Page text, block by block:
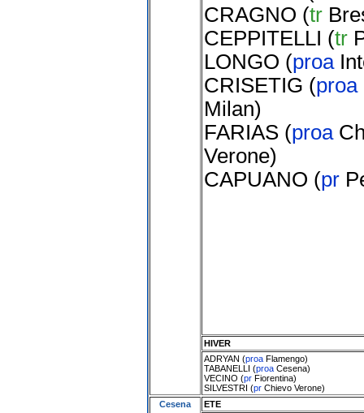
CRAGNO (tr
CEPPITELLI (tr
LONGO (proa
CRISETIG (proa
Milan)
FARIAS(proa
Verone)
CAPUANO (pr
HIVER
ADRYAN (proa Flamengo)
TABANELLI (proa Cesena)
VECINO (pr Fiorentina)
SILVESTRI (pr Chievo Verone)
Cesena
ETE